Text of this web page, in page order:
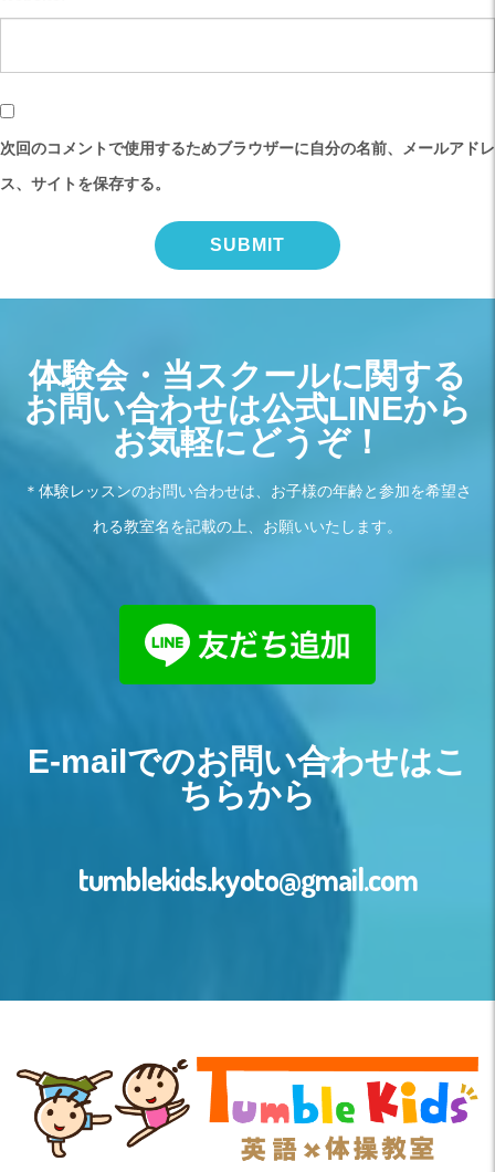
次回のコメントで使用するためブラウザーに自分の名前、メールアドレ
ス、サイトを保存する。
体験会・当スクールに関する
お問い合わせは公式LINEから
お気軽にどうぞ！
＊体験レッスンのお問い合わせは、お子様の年齢と参加を希望さ
れる教室名を記載の上、お願いいたします。
E-mailでのお問い合わせはこ
ちらから
tumblekids.kyoto@gmail.com